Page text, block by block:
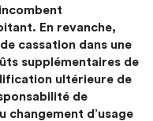
En revanche,
cassation dans une
supplémentaires de
ultérieure de
de
changement d’usage